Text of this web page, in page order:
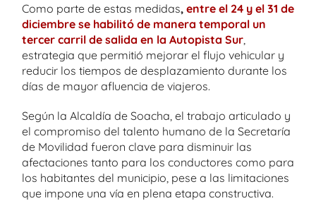
Como parte de estas medidas, entre el 24 y el 31 de
diciembre se habilitó de manera temporal un
tercer carril de salida en la Autopista Sur
estrategia que permitió mejorar el flujo vehicular y
reducir los tiempos de desplazamiento durante los
días de mayor afluencia de viajeros.
Según la Alcaldía de Soacha, el trabajo articulado y
el compromiso del talento humano de la Secretaría
de Movilidad fueron clave para disminuir las
afectaciones tanto para los conductores como para
los habitantes del municipio, pese a las limitaciones
que impone una vía en plena etapa constructiva.